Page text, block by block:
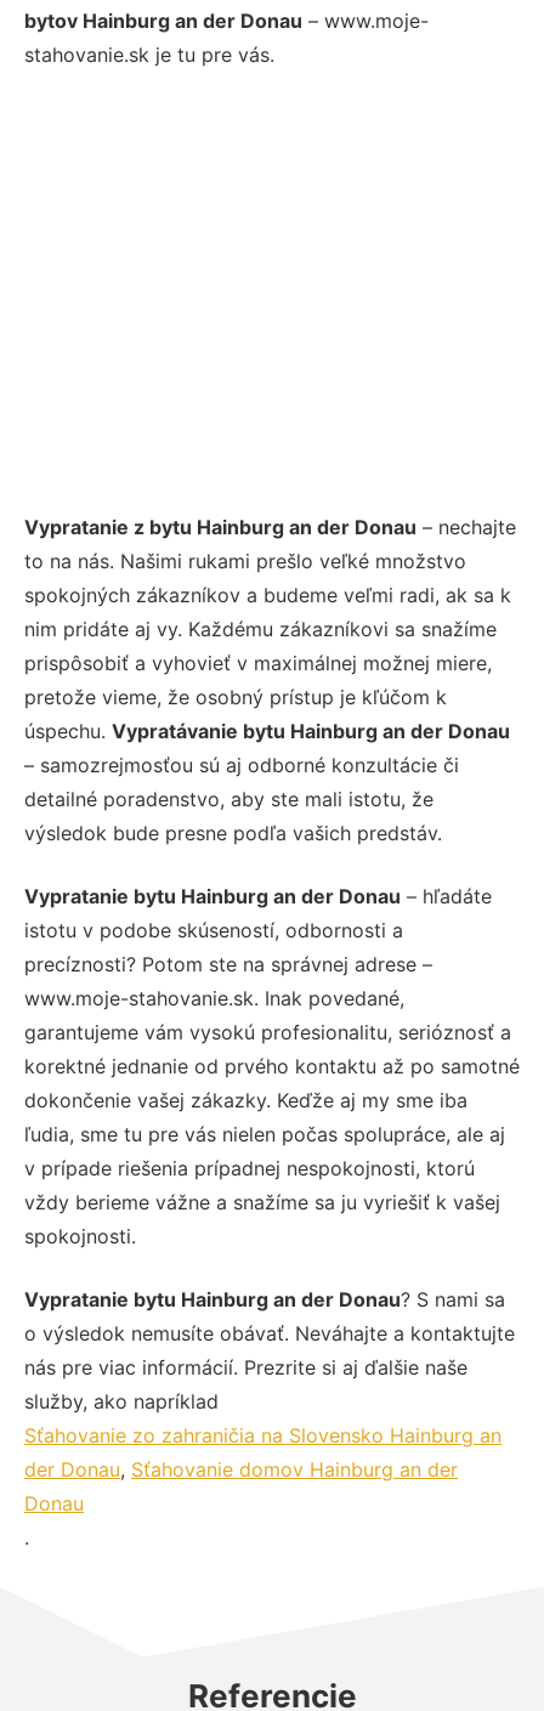
bytov Hainburg an der Donau – www.moje-
stahovanie.sk je tu pre vás.
Vypratanie z bytu Hainburg an der Donau – nechajte
to na nás. Našimi rukami prešlo veľké množstvo
spokojných zákazníkov a budeme veľmi radi, ak sa k
nim pridáte aj vy. Každému zákazníkovi sa snažíme
prispôsobiť a vyhovieť v maximálnej možnej miere,
pretože vieme, že osobný prístup je kľúčom k
úspechu. Vypratávanie bytu Hainburg an der Donau
– samozrejmosťou sú aj odborné konzultácie či
detailné poradenstvo, aby ste mali istotu, že
výsledok bude presne podľa vašich predstáv.
Vypratanie bytu Hainburg an der Donau – hľadáte
istotu v podobe skúseností, odbornosti a
precíznosti? Potom ste na správnej adrese –
www.moje-stahovanie.sk. Inak povedané,
garantujeme vám vysokú profesionalitu, serióznosť a
korektné jednanie od prvého kontaktu až po samotné
dokončenie vašej zákazky. Keďže aj my sme iba
ľudia, sme tu pre vás nielen počas spolupráce, ale aj
v prípade riešenia prípadnej nespokojnosti, ktorú
vždy berieme vážne a snažíme sa ju vyriešiť k vašej
spokojnosti.
Vypratanie bytu Hainburg an der Donau? S nami sa
o výsledok nemusíte obávať. Neváhajte a kontaktujte
nás pre viac informácií. Prezrite si aj ďalšie naše
služby, ako napríklad
Sťahovanie zo zahraničia na Slovensko Hainburg an
der Donau, Sťahovanie domov Hainburg an der
Donau
.
Referencie